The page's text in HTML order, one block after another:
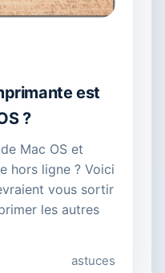
est
?
Mac OS et
hors ligne ? Voici
vous sortir
les autres
astuces